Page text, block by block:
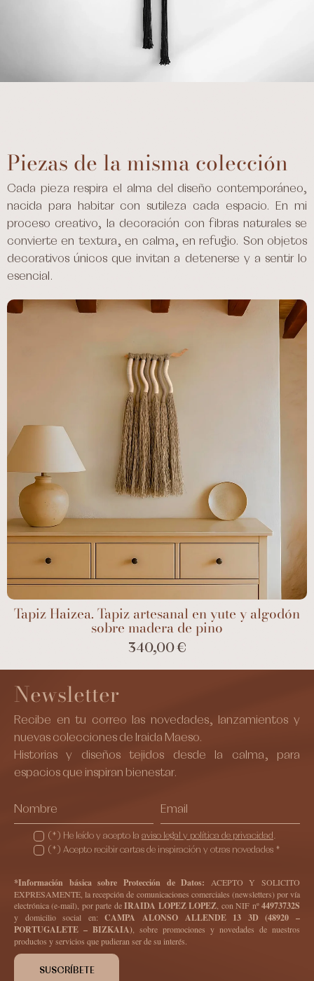
Piezas de la misma colección
Cada pieza respira el alma del diseño contemporáneo,
nacida para habitar con sutileza cada espacio. En mi
proceso creativo, la decoración con fibras naturales se
convierte en textura, en calma, en refugio. Son objetos
decorativos únicos que invitan a detenerse y a sentir lo
esencial.
Tapiz Haizea. Tapiz artesanal en yute y algodón
sobre madera de pino
340,00 €
Newsletter
Recibe en tu correo las novedades, lanzamientos y
nuevas colecciones de Iraida Maeso.
Historias y diseños tejidos desde la calma, para
espacios que inspiran bienestar.
SUSCRÍBETE
(*) He leído y acepto la aviso legal y política de privacidad.
(*) Acepto recibir cartas de inspiración y otras novedades *
*Información básica sobre Protección de Datos: ACEPTO Y SOLICITO
EXPRESAMENTE, la recepción de comunicaciones comerciales (newsletters) por vía
electrónica (e-mail), por parte deIRAIDA LOPEZ LOPEZ , con NIF nº44973732S
y domicilio social en:CAMPA ALONSO ALLENDE 13 3D (48920 –
PORTUGALETE – BIZKAIA) , sobre promociones y novedades de nuestros
productos y servicios que pudieran ser de su interés.